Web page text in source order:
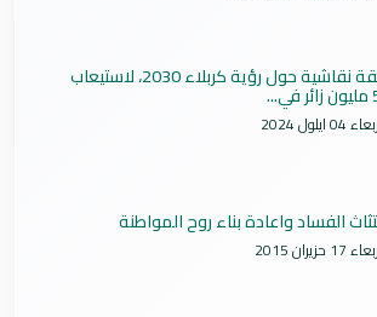
حلقة نقاشية حول رؤية كربلاء 2030، لاستيعاب
ايلول 2024
الفساد واعادة بناء روح المواطنة
حزيران 2015